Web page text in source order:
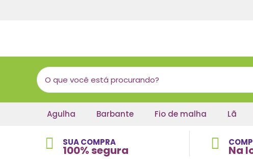
Agulha Barbante Fio de malha Lã
SUA COMPRA
100% segura Na